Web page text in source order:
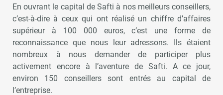
En ouvrant le capital de Safti à nos meilleurs conseillers,
c’est-à-dire à ceux qui ont réalisé un chiffre d’affaires
supérieur à 100 000 euros, c’est une forme de
reconnaissance que nous leur adressons. Ils étaient
nombreux à nous demander de participer plus
activement encore à l’aventure de Safti. A ce jour,
environ 150 conseillers sont entrés au capital de
l’entreprise.